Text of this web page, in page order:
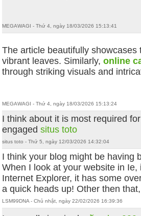
MEGAWAGI - Thứ 4, ngày 18/03/2026 15:13:41
The article beautifully showcases
vibrant leaves. Similarly,online
through striking visuals and
MEGAWAGI - Thứ 4, ngày 18/03/2026 15:13:24
I think about it is most required
engagedsitus toto
situs toto - Thứ 5, ngày 12/03/2026 14:32:04
I think your blog might be having
When I look at your website in
Internet Explorer, it has some
a quick heads up! Other then
LSM99DNA - Chủ nhật, ngày 22/02/2026 16:39:36